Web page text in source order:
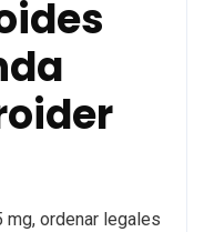
ordenar legales